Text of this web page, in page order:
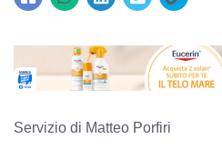
Servizio di Matteo Porfiri